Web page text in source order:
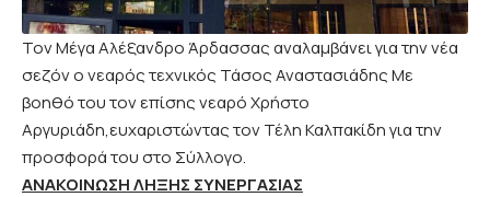
Τον Μέγα Αλέξανδρο Άρδασσας αναλαμβάνει για την νέα
σεζόν ο νεαρός τεχνικός Τάσος Αναστασιάδης Με
βοηθό του τον επίσης νεαρό Χρήστο
Αργυριάδη,ευχαριστώντας τον Τέλη Καλπακίδη για την
προσφορά του στο Σύλλογο.
ΑΝΑΚΟΙΝΩΣΗ ΛΗΞΗΣ ΣΥΝΕΡΓΑΣΙΑΣ